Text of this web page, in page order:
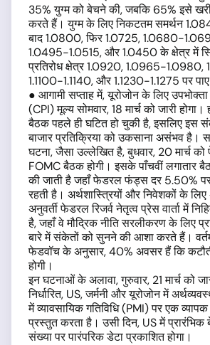
35% युग्म को बेचने की, जबकि 65% इसे
करते हैं। युग्म के लिए निकटतम समर्थन
बाद 1.0800, फिर 1.0725, 1.0680-
1.0495-1.0515, और 1.0450 के क्षेत्र में
प्रतिरोध क्षेत्र 1.0920, 1.0965-1.0980,
1.1100-1.1140, और 1.1230-1.1275 पर
● आगामी सप्ताह में, यूरोजोन के लिए
(CPI) मूल्य सोमवार, 18 मार्च को जारी
बैठक पहले ही घटित हो चुकी है, इसलिए
बाजार प्रतिक्रिया को उकसाना असंभव है।
घटना, जैसा उल्लेखित है, बुधवार, 20 मार्च को
FOMC बैठक होगी। इसके पाँचवीं लगातार
की जाती है जहाँ फेडरल फंड्स दर 5.50% पर
रहती है। अर्थशास्त्रियों और निवेशकों के
अनुवर्ती फेडरल रिजर्व नेतृत्व प्रेस वार्ता में
है, जहाँ वे मौद्रिक नीति सरलीकरण के लिए
बारे में संकेतों को सुनने की आशा करते हैं।
फेडवॉच के अनुसार, 40% अवसर हैं कि
होगी।
इन घटनाओं के अलावा, गुरुवार, 21 मार्च को
निर्धारित, US, जर्मनी और यूरोजोन में
में व्यावसायिक गतिविधि (PMI) पर एक
प्रस्तुत करता है। उसी दिन, US में प्रारंभिक
संख्या पर पारंपरिक डेटा प्रकाशित होगा।